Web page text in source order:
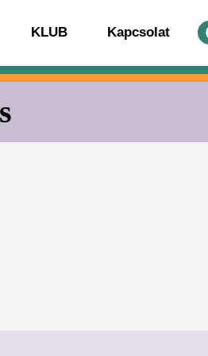
KLUB Kapcsolat